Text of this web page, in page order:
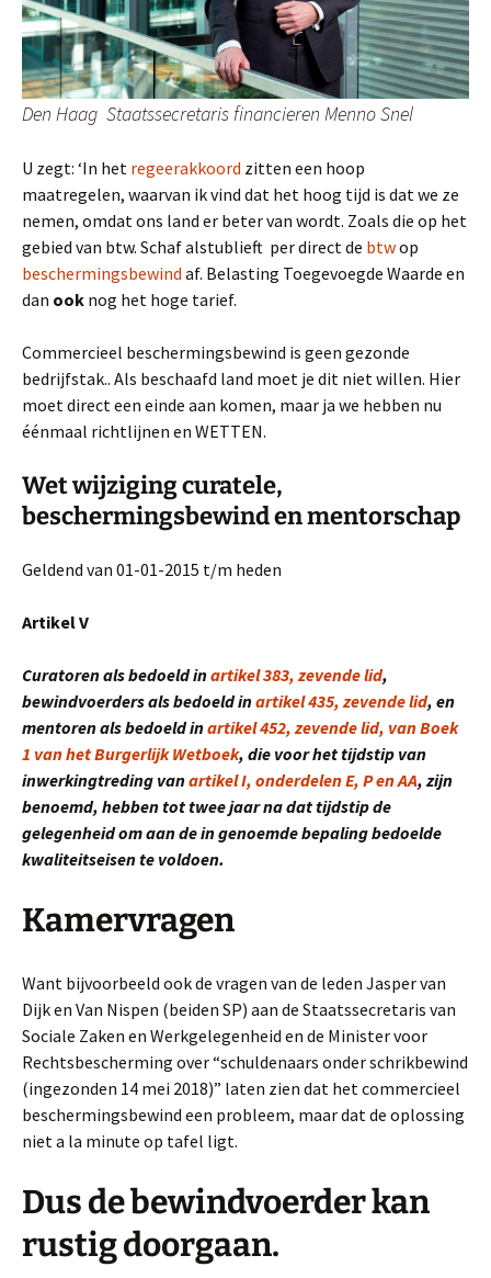
Den Haag Staatssecretaris financieren Menno Snel
U zegt: ‘In het regeerakkoord zitten een hoop
maatregelen, waarvan ik vind dat het hoog tijd is dat we ze
nemen, omdat ons land er beter van wordt. Zoals die op het
gebied van btw. Schaf alstublieft per direct de btwop
beschermingsbewind af. Belasting Toegevoegde Waarde en
dan ook nog het hoge tarief.
Commercieel beschermingsbewind is geen gezonde
bedrijfstak.. Als beschaafd land moet je dit niet willen. Hier
moet direct een einde aan komen, maar ja we hebben nu
éénmaal richtlijnen en WETTEN.
Wet wijziging curatele,
beschermingsbewind en mentorschap
Geldend van 01-01-2015 t/m heden
Artikel V
Curatoren als bedoeld inartikel 383, zevende lid,
bewindvoerders als bedoeld inartikel 435, zevende lid, en
mentoren als bedoeld inartikel 452, zevende lid, van Boek
1 van het Burgerlijk Wetboek, die voor het tijdstip van
inwerkingtreding vanartikel I, onderdelen E, P en AA, zijn
benoemd, hebben tot twee jaar na dat tijdstip de
gelegenheid om aan de in genoemde bepaling bedoelde
kwaliteitseisen te voldoen.
Kamervragen
Want bijvoorbeeld ook de vragen van de leden Jasper van
Dijk en Van Nispen (beiden SP) aan de Staatssecretaris van
Sociale Zaken en Werkgelegenheid en de Minister voor
Rechtsbescherming over “schuldenaars onder schrikbewind
(ingezonden 14 mei 2018)” laten zien dat het commercieel
beschermingsbewind een probleem, maar dat de oplossing
niet a la minute op tafel ligt.
Dus de bewindvoerder kan
rustig doorgaan.